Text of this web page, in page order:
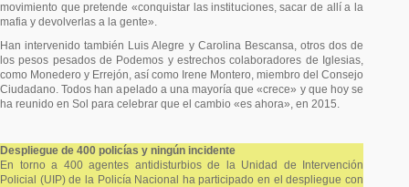
movimiento que pretende «conquistar las instituciones, sacar de allí a la
mafia y devolverlas a la gente».
Han intervenido también Luis Alegre y Carolina Bescansa, otros dos de
los pesos pesados de Podemos y estrechos colaboradores de Iglesias,
como Monedero y Errejón, así como Irene Montero, miembro del Consejo
Ciudadano. Todos han apelado a una mayoría que «crece» y que hoy se
ha reunido en Sol para celebrar que el cambio «es ahora», en 2015.
Despliegue de 400 policías y ningún incidente
En torno a 400 agentes antidisturbios de la Unidad de Intervención
Policial (UIP) de la Policía Nacional ha participado en el despliegue con